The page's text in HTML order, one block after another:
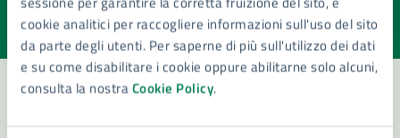
cookie analitici per raccogliere informazioni sull'uso del sito
da parte degli utenti. Per saperne di più sull'utilizzo dei dati
e su come disabilitare i cookie oppure abilitarne solo alcuni,
consulta la nostraCookie Policy.
Valuta la chiarezza delle informazioni (da 1 a 5 stelle)
Seleziona il numero di stelle per valutare la chiarezza delle
Valuta 5 stelle su 5
Valuta 4 stelle su 5
Valuta 3 stelle su 5
Valuta 2 stelle su 5
Valuta 1 stelle su 5